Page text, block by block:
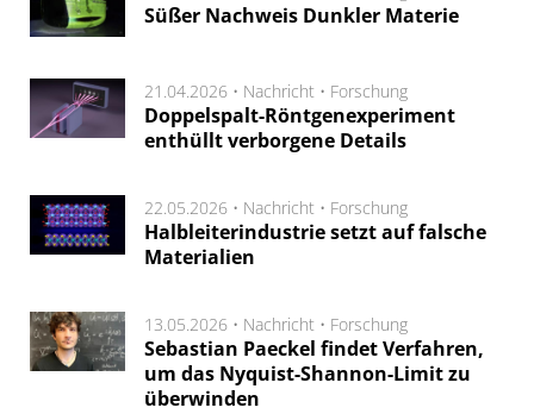
Süßer Nachweis Dunkler Materie
21.04.2026 • Nachricht • Forschung
Doppelspalt-Röntgenexperiment
enthüllt verborgene Details
22.05.2026 • Nachricht • Forschung
Halbleiterindustrie setzt auf falsche
Materialien
13.05.2026 • Nachricht • Forschung
Sebastian Paeckel findet Verfahren,
um das Nyquist-Shannon-Limit zu
überwinden